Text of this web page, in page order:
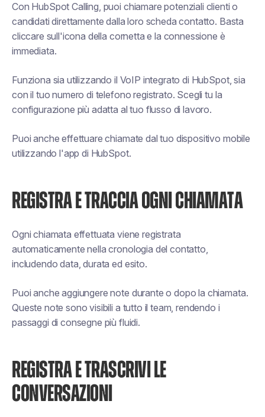
Con HubSpot Calling, puoi chiamare potenziali clienti o
candidati direttamente dalla loro scheda contatto. Basta
cliccare sull'icona della cornetta e la connessione è
immediata.
Funziona sia utilizzando il VoIP integrato di HubSpot, sia
con il tuo numero di telefono registrato. Scegli tu la
configurazione più adatta al tuo flusso di lavoro.
Puoi anche effettuare chiamate dal tuo dispositivo mobile
utilizzando l'app di HubSpot.
REGISTRA E TRACCIA OGNI CHIAMATA
Ogni chiamata effettuata viene registrata
automaticamente nella cronologia del contatto,
includendo data, durata ed esito.
Puoi anche aggiungere note durante o dopo la chiamata.
Queste note sono visibili a tutto il team, rendendo i
passaggi di consegne più fluidi.
REGISTRA E TRASCRIVI LE
CONVERSAZIONI